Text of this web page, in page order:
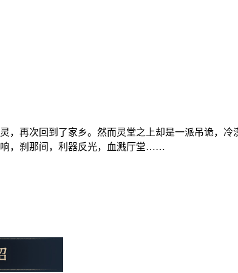
再次回到了家乡。然而灵堂之上却是一派吊诡，
响，刹那间，利器反光，血溅厅堂……